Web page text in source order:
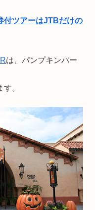
付ツアーはJTBだけの
は、パンプキンパー
。